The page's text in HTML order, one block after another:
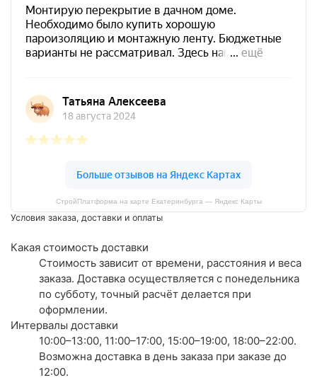
СтройПлатформа на карте Екатеринбурга — Яндекс Карты
Условия заказа, доставки и оплаты
Какая стоимость доставки
Стоимость зависит от времени, расстояния и веса
заказа. Доставка осуществляется с понедельника
по субботу, точный расчёт делается при
оформлении.
Интервалы доставки
10:00–13:00, 11:00–17:00, 15:00–19:00, 18:00–22:00.
Возможна доставка в день заказа при заказе до
12:00.